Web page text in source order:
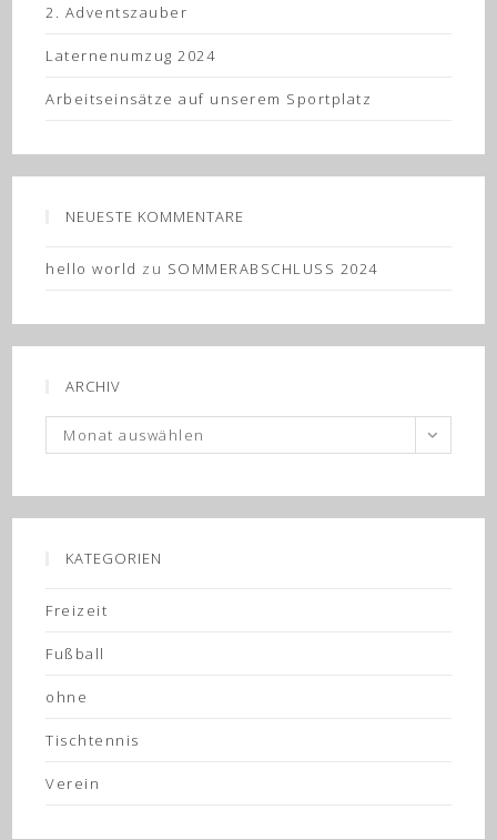
2. Adventszauber
Laternenumzug 2024
Arbeitseinsätze auf unserem Sportplatz
NEUESTE KOMMENTARE
hello world zu SOMMERABSCHLUSS 2024
ARCHIV
Archiv
Monat auswählen
KATEGORIEN
Freizeit
Fußball
ohne
Tischtennis
Verein